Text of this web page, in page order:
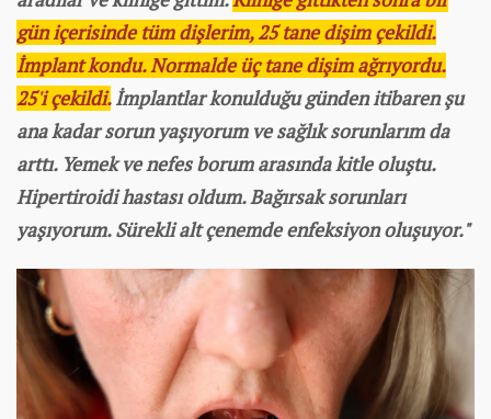
gün içerisinde tüm dişlerim, 25 tane dişim çekildi.
İmplant kondu. Normalde üç tane dişim ağrıyordu.
25'i çekildi.İmplantlar konulduğu günden itibaren şu
ana kadar sorun yaşıyorum ve sağlık sorunlarım da
arttı. Yemek ve nefes borum arasında kitle oluştu.
Hipertiroidi hastası oldum. Bağırsak sorunları
yaşıyorum. Sürekli alt çenemde enfeksiyon oluşuyor."